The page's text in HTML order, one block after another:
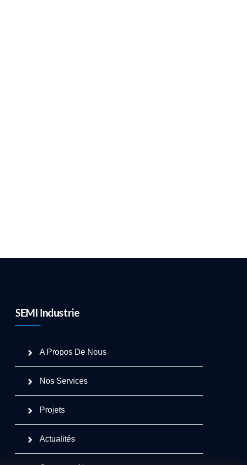
SEMI Industrie
A Propos De Nous
Nos Services
Projets
Actualités